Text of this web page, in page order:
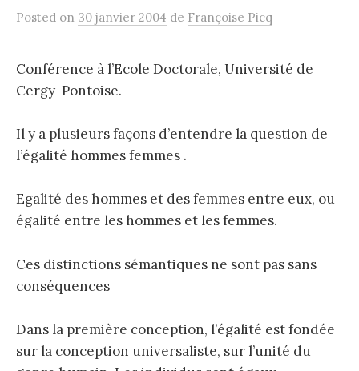
Posted on 30 janvier 2004 de Françoise Picq
Conférence à l’Ecole Doctorale, Université de
Cergy-Pontoise.
Il y a plusieurs façons d’entendre la question de
l’égalité hommes femmes .
Egalité des hommes et des femmes entre eux, ou
égalité entre les hommes et les femmes.
Ces distinctions sémantiques ne sont pas sans
conséquences
Dans la première conception, l’égalité est fondée
sur la conception universaliste, sur l’unité du